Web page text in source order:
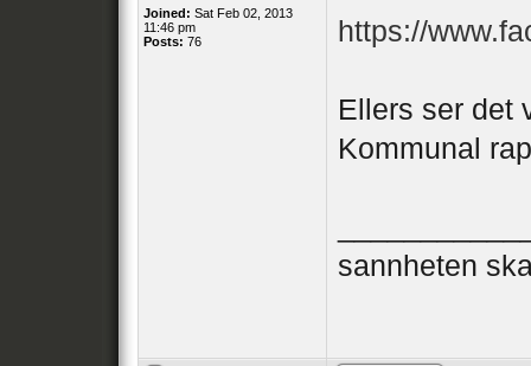
Joined: Sat Feb 02, 2013
11:46 pm
Posts: 76 https://
Ellers ser det
Kommunal
sannheten